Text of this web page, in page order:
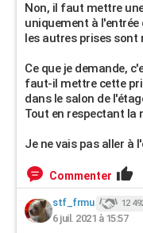
Non, il faut mettre
uniquement à l'entrée
les autres prises sont
Ce que je demande,
faut-il mettre cette
dans le salon de
Tout en respectant la
Je ne vais pas aller à
Commenter
stf_frmu 12
6 juil. 2021 à 15:57